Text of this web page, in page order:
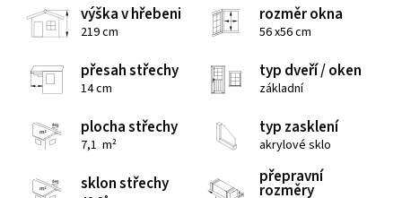
výška v hřebeni
219 cm
rozměr okna
56 x56 cm
přesah střechy
14 cm
typ dveří / oken
základní
plocha střechy
7,1 m²
typ zasklení
akrylové sklo
sklon střechy přepravní
rozměry